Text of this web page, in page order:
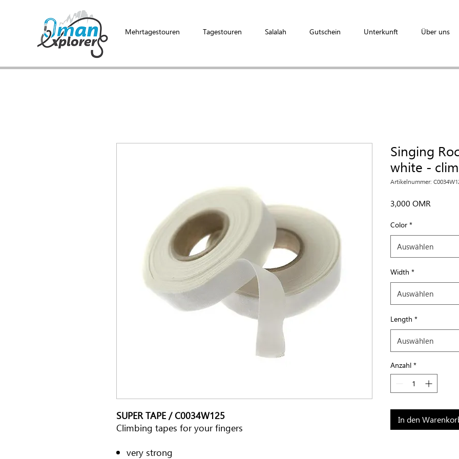
Mehrtagestouren Tagestouren Salalah Gutschein Unterkunft Über uns
SUPER TAPE / C0034W125
Climbing tapes for your fingers
very strong
Singing
white -
Artikelnummer:
3,000 OMR
Color *
Auswählen
Width *
Auswählen
Length *
Auswählen
Anzahl *
In den